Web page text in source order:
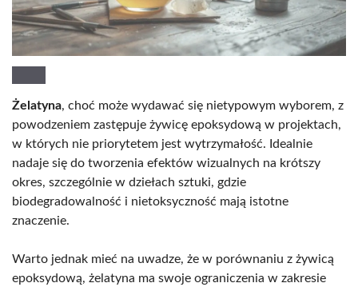
Żelatyna, choć może wydawać się nietypowym wyborem, z
powodzeniem zastępuje żywicę epoksydową w projektach,
w których nie priorytetem jest wytrzymałość. Idealnie
nadaje się do tworzenia efektów wizualnych na krótszy
okres, szczególnie w dziełach sztuki, gdzie
biodegradowalność i nietoksyczność mają istotne
znaczenie.
Warto jednak mieć na uwadze, że w porównaniu z żywicą
epoksydową, żelatyna ma swoje ograniczenia w zakresie